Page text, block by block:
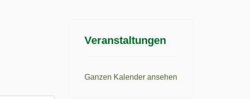
Veranstaltungen
Ganzen Kalender ansehen